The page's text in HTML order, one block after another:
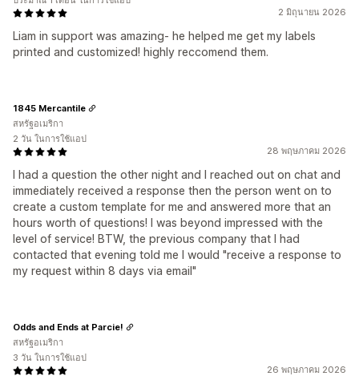
2 มิถุนายน 2026
Liam in support was amazing- he helped me get my labels
printed and customized! highly reccomend them.
28 พฤษภาคม 2026
I had a question the other night and I reached out on chat and
immediately received a response then the person went on to
create a custom template for me and answered more that an
hours worth of questions! I was beyond impressed with the
level of service! BTW, the previous company that I had
contacted that evening told me I would "receive a response to
my request within 8 days via email"
1845 Mercantile
สหรัฐอเมริกา
2 วัน ในการใช้แอป
26 พฤษภาคม 2026
Odds and Ends at Parcie!
สหรัฐอเมริกา
3 วัน ในการใช้แอป